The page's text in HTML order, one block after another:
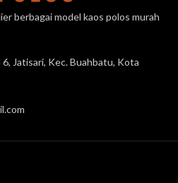
berbagai model kaos polos murah
6, Jatisari, Kec. Buahbatu, Kota